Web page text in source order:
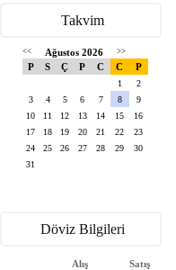
Takvim
<< Ağustos 2026 >>
P S Ç P C C P
1
2
3
4 5 6 7 8
9
10
11 12 13 14 15
16
17
18 19 20 21 22
23
24
25 26 27 28 29
30
31
Döviz Bilgileri
Alış
Satış